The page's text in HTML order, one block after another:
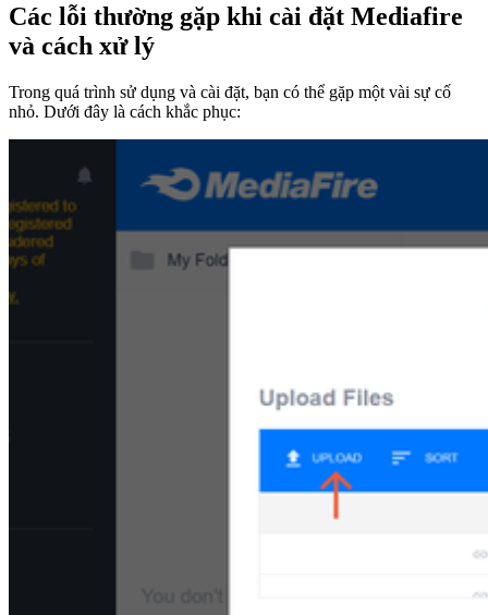
Các lỗi thường gặp khi cài đặt Mediafire
và cách xử lý
Trong quá trình sử dụng và cài đặt, bạn có thể gặp một vài sự cố
nhỏ. Dưới đây là cách khắc phục: